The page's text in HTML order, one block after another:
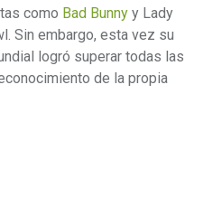
como Bad Bunny y Lady
Sin embargo, esta vez su
logró superar todas las
de la propia